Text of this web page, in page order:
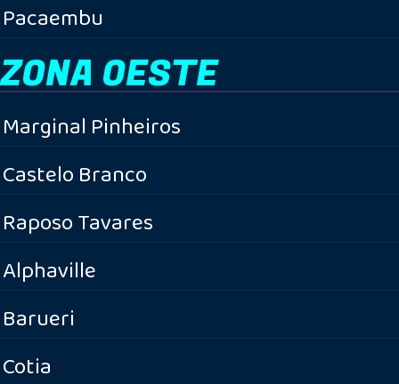
Pacaembu
ZONA OESTE
Marginal Pinheiros
Castelo Branco
Raposo Tavares
Alphaville
Barueri
Cotia